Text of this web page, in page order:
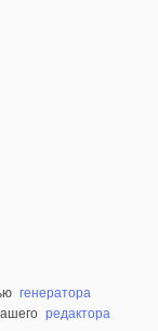
генератора
редактора